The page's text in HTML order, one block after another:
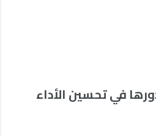
في تحسين الأداء